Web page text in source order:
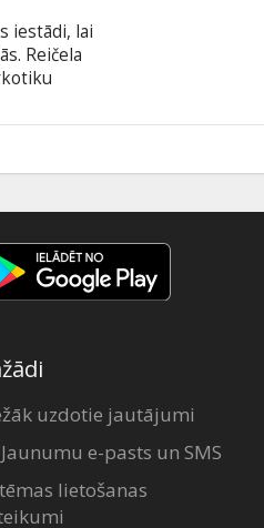
iestādi, lai
Reičela
ģimenē
uzdotie jautājumi
e-pasts un SMS
lietošanas